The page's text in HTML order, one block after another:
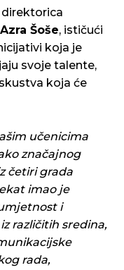
Šoše, ističući
koja je
svoje talente,
koja će
učenicima
značajnog
četiri grada
imao je
i
različitih sredina,
rada,